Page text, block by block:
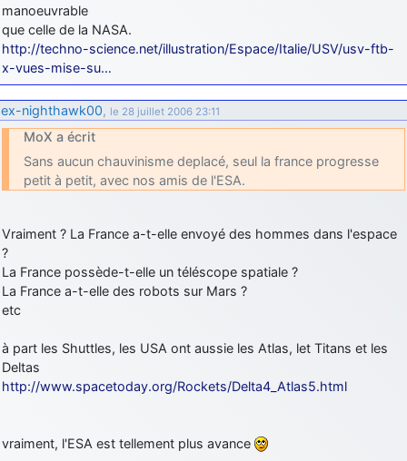
tout voir
manoeuvrable
que celle de la NASA.
http://techno-science.net/illustration/Espace/Italie/USV/usv-ftb-
x-vues-mise-su…
ex-nighthawk00, le 28 juillet 2006 23:11
MoX a écrit
Sans aucun chauvinisme deplacé, seul la france progresse
petit à petit, avec nos amis de l'ESA.
Vraiment ? La France a-t-elle envoyé des hommes dans l'espace
?
La France possède-t-elle un téléscope spatiale ?
La France a-t-elle des robots sur Mars ?
etc
à part les Shuttles, les USA ont aussie les Atlas, let Titans et les
Deltas
http://www.spacetoday.org/Rockets/Delta4_Atlas5.html
vraiment, l'ESA est tellement plus avance